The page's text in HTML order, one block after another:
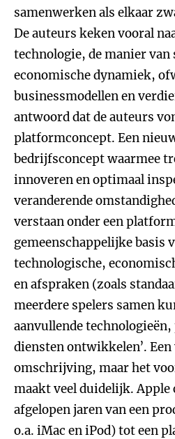
samenwerken als elkaar
De auteurs keken vooral
technologie, de manier van
economische dynamiek,
businessmodellen en
antwoord dat de auteurs
platformconcept. Een
bedrijfsconcept waarmee
innoveren en optimaal
veranderende
verstaan onder een
gemeenschappelijke basis
technologische,
en afspraken (zoals
meerdere spelers samen
aanvullende
diensten ontwikkelen’.
omschrijving, maar het
maakt veel duidelijk.
afgelopen jaren van een
o.a. iMac en iPod) tot een